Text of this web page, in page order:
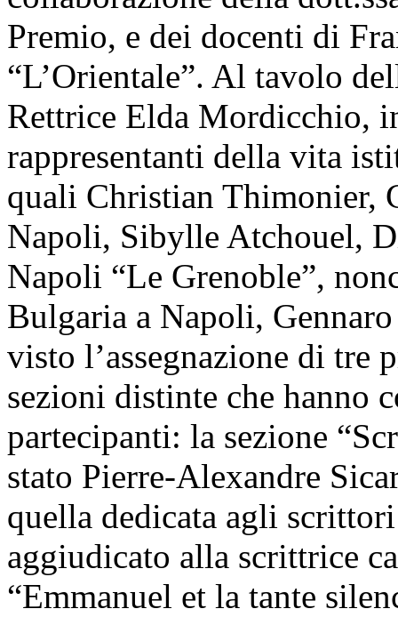
Premio, e dei docenti di
“L’Orientale”. Al tavolo
Rettrice Elda Mordicchio,
rappresentanti della vita
quali Christian Thimonier,
Napoli, Sibylle Atchouel,
Napoli “Le Grenoble”,
Bulgaria a Napoli,
visto l’assegnazione di tre
sezioni distinte che hanno
partecipanti: la sezione
stato Pierre-Alexandre
quella dedicata agli
aggiudicato alla scrittrice
“Emmanuel et la tante